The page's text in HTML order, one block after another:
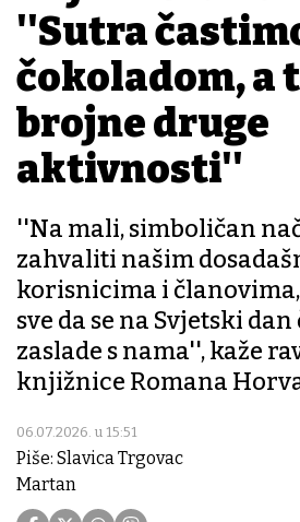
''Sutra
čokoladom, a
brojne druge
aktivnosti''
''Na mali, simboličan
zahvaliti našim
korisnicima i
sve da se na Svjetski
zaslade s nama'', kaže
knjižnice Romana
06.07.2026. u 15:51
Piše: Slavica Trgovac
Martan